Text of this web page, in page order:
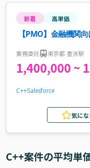
新着 高単価
【PMO】金融機関
業務委託 東京都 豊洲駅
1,400,000 ~
C++Salesforce
気にな
C++案件の平均単